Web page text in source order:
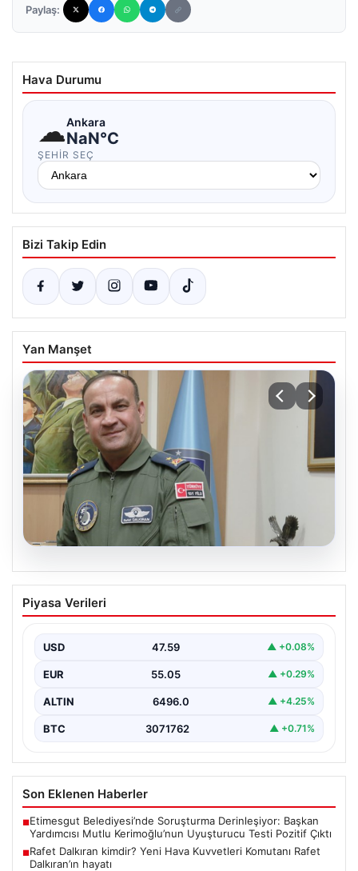
Paylaş:
Hava Durumu
☁Ankara
NaN°C
ŞEHIR SEÇ
Bizi Takip Edin
Yan Manşet
Rafet Dalkıran kimdir? Yeni Hava
Kuvvetleri Komutanı Rafet Dalkıran’ın
Piyasa Verileri
USD 47.59 ▲ +0.08%
EUR 55.05 ▲ +0.29%
ALTIN 6496.0 ▲ +4.25%
BTC 3071762 ▲ +0.71%
Son Eklenen Haberler
■Etimesgut Belediyesi’nde Soruşturma Derinleşiyor: Başkan
Yardımcısı Mutlu Kerimoğlu’nun Uyuşturucu Testi Pozitif Çıktı
■Rafet Dalkıran kimdir? Yeni Hava Kuvvetleri Komutanı Rafet
Dalkıran’ın hayatı